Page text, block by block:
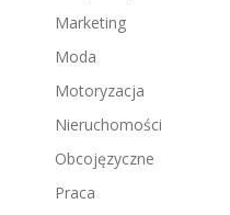
Marketing
Moda
Motoryzacja
Nieruchomości
Obcojęzyczne
Praca